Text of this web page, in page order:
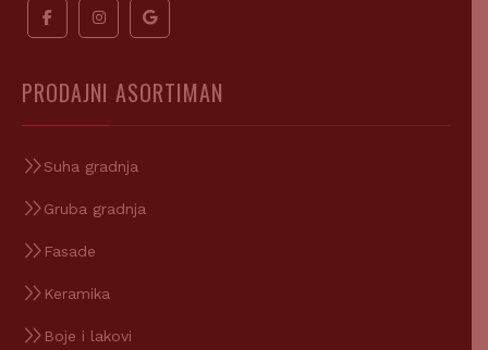
PRODAJNI ASORTIMAN
Suha gradnja
Gruba gradnja
Fasade
Keramika
Boje i lakovi